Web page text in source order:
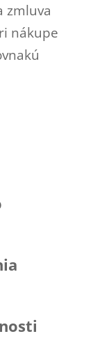
zmluva
nákupe